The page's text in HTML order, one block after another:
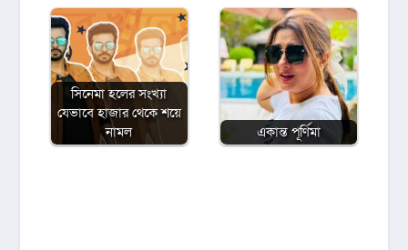
সিনেমা হলের সংখ্যা
যেভাবে হাজার থেকে শয়ে
নামল
একান্ত পূর্ণিমা